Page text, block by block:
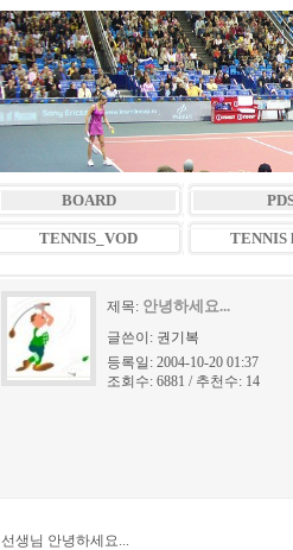
BOARD
TENNIS_VOD TENNIS
제목: 안녕하세요...
글쓴이: 권기복
등록일: 2004-10-20 01:37
조회수: 6881 / 추천수: 14
선생님 안녕하세요...